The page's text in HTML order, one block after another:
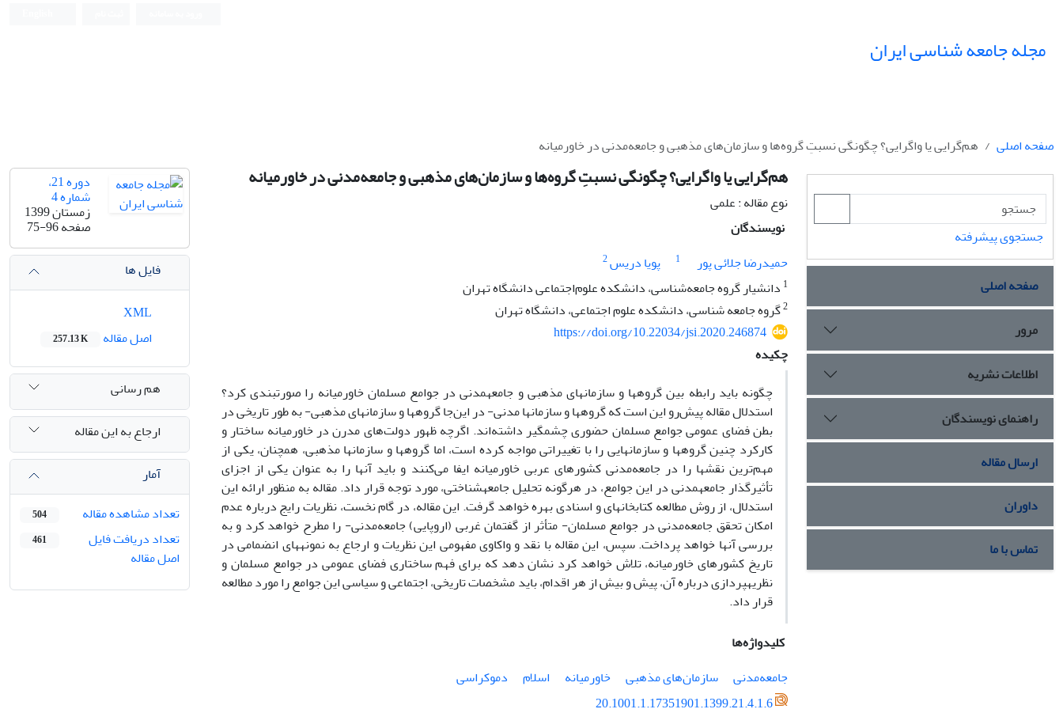
مجله جامعه شناسی ایران
صفحه اصلی هم‌گرایی یا واگرایی؟ چگونگی نسبتِ گروه‌ها و سازمان‌های مذهبی و جامعه‌‌مدنی در خاورمیانه
هم‌گرایی یا واگرایی؟ چگونگی نسبتِ گروه‌ها و سازمان‌های مذهبی و جامعه‌‌مدنی در خاورمیانه
نوع مقاله : علمی
نویسندگان
حمیدرضا جلائی پور
1 پویا دریس2
1 دانشیار گروه جامعه‌شناسی، دانشکده علوم‌اجتماعی دانشگاه تهران
2گروه جامعه شناسی، دانشکده علوم اجتماعی، دانشگاه تهران
https://doi.org/10.22034/jsi.2020.246874
چکیده
چگونه باید رابطه بین گروه­ها و سازمان­های مذهبی و جامعه­مدنی در جوامع مسلمان خاورمیانه را صورت­بندی کرد؟
استدلال مقاله پیش‌رو این است که گروه­ها و سازمان­ها مدنی- در این‌جا گروه­ها و سازمان­های مذهبی- به طور تاریخی در
بطن فضای عمومی جوامع مسلمان حضوری چشم­­گیر داشته‌اند. اگرچه ظهور دولت‌های مدرن در خاورمیانه ساختار و
کارکرد چنین گروه­ها و سازمان­هایی را با تغییراتی مواجه کرده است، اما گروه­ها و سازمان­ها مذهبی، هم­چنان، یکی از
مهم‌ترین نقش­ها را در جامعه‌مدنی کشورهای عربی خاورمیانه ایفا می‌کنند و باید آن­ها را به عنوان یکی از اجزای
تأثیرگذار جامعه­مدنی در این جوامع، در هرگونه تحلیل جامعه­شناختی، مورد توجه قرار داد. مقاله به منظور ارائه این
استدلال، از روش مطالعه کتابخانه­ای و اسنادی بهره خواهد گرفت. این مقاله، در گام نخست، نظریات رایج درباره عدم
امکان تحقق جامعه‌مدنی در جوامع مسلمان- متأثر از گفتمان غربی (اروپایی) جامعه‌مدنی- را مطرح خواهد کرد و به
بررسی آن­ها خواهد پرداخت. سپس، این مقاله با نقد و واکاوی مفهومی این نظریات و ارجاع به نمونه­های انضمامی در
تاریخ کشورهای خاورمیانه، تلاش خواهد کرد نشان دهد که برای فهم ساختاری فضای عمومی در جوامع مسلمان و
نظریه­پردازی درباره آن، پیش و بیش از هر اقدام، باید مشخصات تاریخی، اجتماعی و سیاسی این جوامع را مورد مطالعه
قرار داد.
کلیدواژه‌ها
جامعه‌‌مدنی
سازمان‌های مذهبی خاورمیانه اسلام
دموکراسی
20.1001.1.17351901.1399.21.4.1.6
دوره 21،
شماره 4
زمستان 1399
صفحه75-96
فایل ها
اصل مقاله
257.13 K
هم رسانی
ارجاع به این مقاله
آمار
تعداد مشاهده مقاله
504
تعداد دریافت فایل
اصل مقاله
461
جستجوی پیشرفته
صفحه اصلی
مرور
اطلاعات نشریه
راهنمای نویسندگان
ارسال مقاله
داوران
تماس با ما